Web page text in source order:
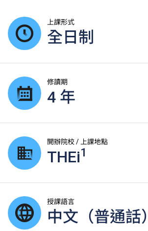
上課形式
全日制
修讀期
4 年
開辦院校 / 上課地點
THEi1
授課語言
中文（普通話）